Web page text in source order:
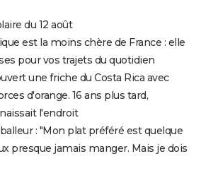
du 12 août
est la moins chère de France : elle
pour vos trajets du quotidien
une friche du Costa Rica avec
d'orange. 16 ans plus tard,
l'endroit
: "Mon plat préféré est quelque
presque jamais manger. Mais je dois